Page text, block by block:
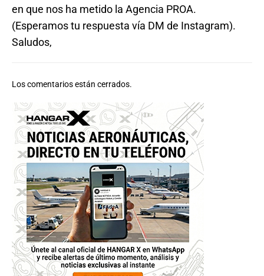
en que nos ha metido la Agencia PROA.
(Esperamos tu respuesta vía DM de Instagram).
Saludos,
Los comentarios están cerrados.